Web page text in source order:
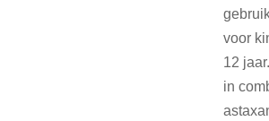
voor
12
in